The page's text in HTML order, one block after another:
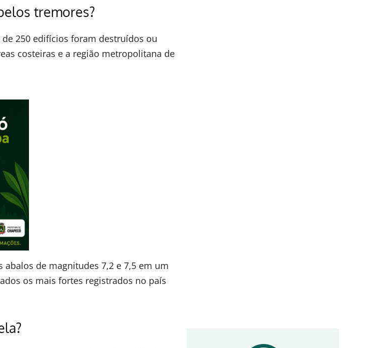
tremores?
250 edifícios foram destruídos ou
costeiras e a região metropolitana de
de magnitudes 7,2 e 7,5 em um
os mais fortes registrados no país